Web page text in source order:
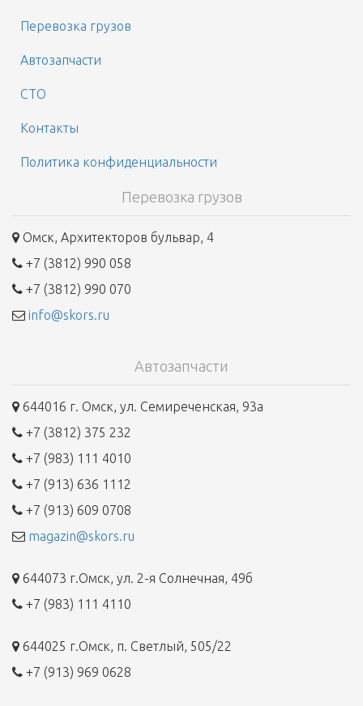
Перевозка грузов
Автозапчасти
СТО
Контакты
Политика конфиденциальности
Перевозка грузов
Омск, Архитекторов бульвар, 4
+7 (3812) 990 058
+7 (3812) 990 070
info@skors.ru
Автозапчасти
644016 г. Омск, ул. Семиреченская, 93а
+7 (3812) 375 232
+7 (983) 111 4010
+7 (913) 636 1112
+7 (913) 609 0708
magazin@skors.ru
644073 г.Омск, ул. 2-я Солнечная, 49б
+7 (983) 111 4110
644025 г.Омск, п. Светлый, 505/22
+7 (913) 969 0628